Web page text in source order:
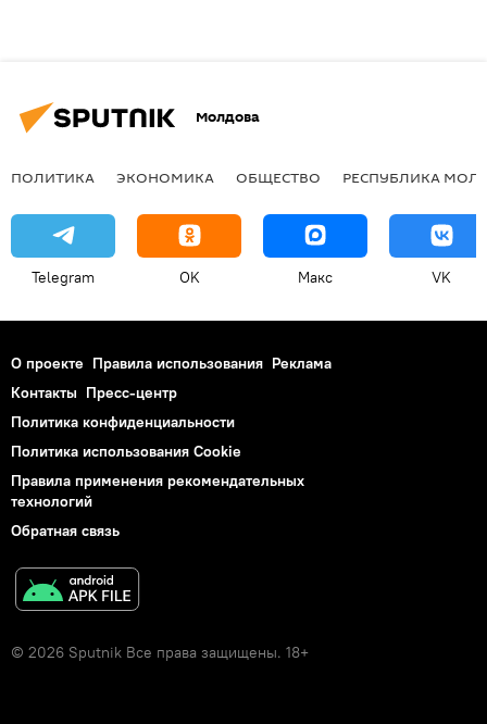
Молдова
ПОЛИТИКА ЭКОНОМИКА ОБЩЕСТВО РЕСПУБЛИКА
Telegram OK Макс VK
О проекте Правила использования Реклама
Контакты Пресс-центр
Политика конфиденциальности
Политика использования Cookie
Правила применения рекомендательных
технологий
Обратная связь
© 2026 Sputnik Все права защищены. 18+